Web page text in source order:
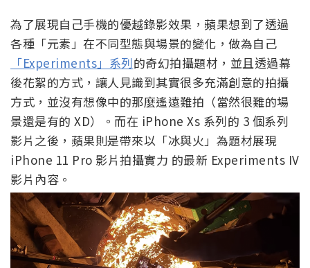
為了展現自己手機的優越錄影效果，蘋果想到了透過
各種「元素」在不同型態與場景的變化，做為自己
「Experiments」系列的奇幻拍攝題材，並且透過幕
後花絮的方式，讓人見識到其實很多充滿創意的拍攝
方式，並沒有想像中的那麼遙遠難拍（當然很難的場
景還是有的 XD）。而在 iPhone Xs 系列的 3 個系列
影片之後，蘋果則是帶來以「冰與火」為題材展現
iPhone 11 Pro 影片拍攝實力 的最新 Experiments IV
影片內容。